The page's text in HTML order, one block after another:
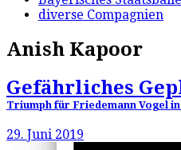
diverse Compagnien
Anish Kapoor
Gefährliches
Triumph für Friedemann Vogel
29. Juni 2019